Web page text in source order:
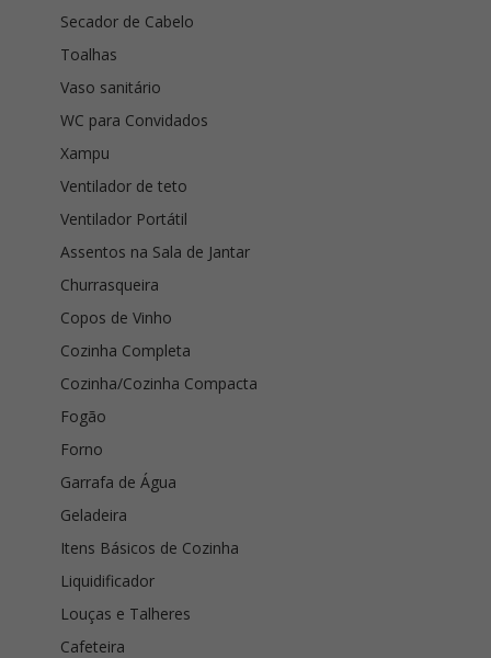
Secador de Cabelo
Toalhas
Vaso sanitário
WC para Convidados
Xampu
Ventilador de teto
Ventilador Portátil
Assentos na Sala de Jantar
Churrasqueira
Copos de Vinho
Cozinha Completa
Cozinha/Cozinha Compacta
Fogão
Forno
Garrafa de Água
Geladeira
Itens Básicos de Cozinha
Liquidificador
Louças e Talheres
Cafeteira